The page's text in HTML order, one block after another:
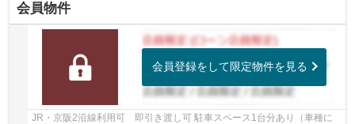
会員物件
会員登録をして限定物件を見る
JR・京阪2沿線利用可 即引き渡し可 駐車スペース1台分あり（車種に